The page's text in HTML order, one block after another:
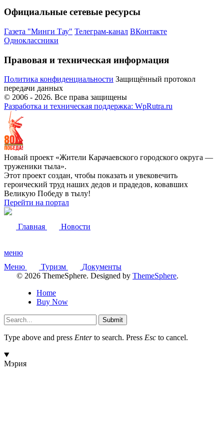
Официальные сетевые ресурсы
Газета "Минги Тау" Телеграм-канал ВКонтакте
Одноклассники
Правовая и техническая информация
Политика конфиденциальности Защищённый протокол
передачи данных
© 2006 - 2026. Все права защищены
Разработка и техническая поддержка: WpRutra.ru
Новый проект «Жители Карачаевского городского округа —
труженики тыла».
Этот проект создан, чтобы показать и увековечить
героический труд наших дедов и прадедов, ковавших
Великую Победу в тылу!
Перейти на портал
Главная Новости
меню
Меню
Туризм
Документы
© 2026 ThemeSphere. Designed by ThemeSphere.
Home
Buy Now
Submit
Type above and press Enterto search. Press Esc to cancel.
Мэрия